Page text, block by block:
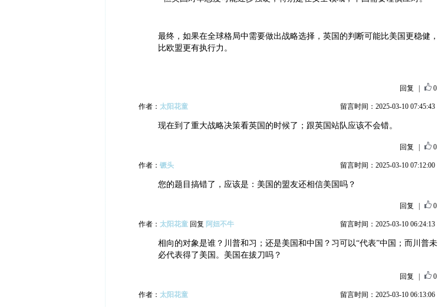
最终，如果在全球格局中需要做出战略选择，英国的判断可能比美国更稳健，
比欧盟更有执行力。
回复 0
作者： 太阳花童 留言时间：2025-03-10 07:45:43
现在到了重大战略决策看英国的时候了；跟英国站队应该不会错。
回复 0
作者： 镢头 留言时间：2025-03-10 07:12:00
您的题目搞错了，应该是：美国的盟友还相信美国吗？
回复 0
作者： 太阳花童回复 阿妞不牛 留言时间：2025-03-10 06:24:13
相向的对象是谁？川普和习；还是美国和中国？习可以“代表”中国；而川普未
必代表得了美国。美国在拔刀吗？
回复 0
作者： 太阳花童 留言时间：2025-03-10 06:13:06